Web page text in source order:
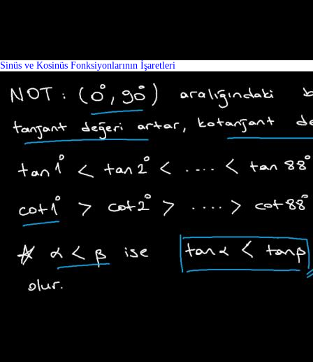
Sinüs ve Kosinüs Fonksiyonlarının İşaretleri